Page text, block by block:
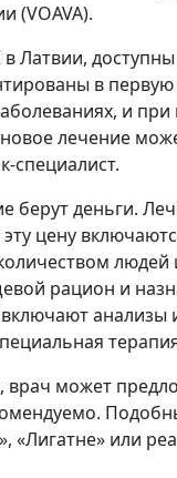
(VOAVA).
Латвии,
в
и
лечение
специалист.
деньги.
цену
людей
рацион и
анализы
врач может
или